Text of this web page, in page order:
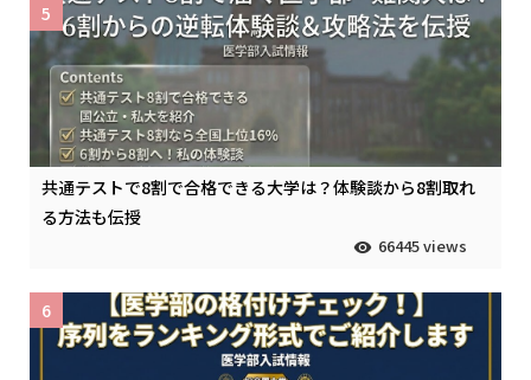
共通テストで8割で合格できる大学は？体験談から8割取れ
る方法も伝授
66445 views
5
6